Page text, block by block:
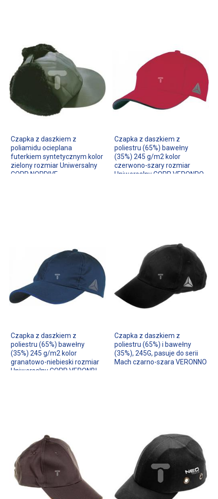
Czapka z daszkiem z
poliamidu ocieplana
futerkiem syntetycznym kolor
zielony rozmiar Uniwersalny
CORP NORDIVE
Czapka z daszkiem z
poliestru (65%) bawełny
(35%) 245 g/m2 kolor
czerwono-szary rozmiar
Uniwersalny CORP VERONRO
Czapka z daszkiem z
poliestru (65%) bawełny
(35%) 245 g/m2 kolor
granatowo-niebieski rozmiar
Uniwersalny CORP VERONBL
Czapka z daszkiem z
poliestru (65%) i bawełny
(35%), 245G, pasuje do serii
Mach czarno-szara VERONNO